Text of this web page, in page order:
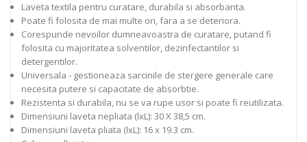
Laveta textila pentru curatare, durabila si absorbanta.
Poate fi folosita de mai multe ori, fara a se deteriora.
Corespunde nevoilor dumneavoastra de curatare, putand fi
folosita cu majoritatea solventilor, dezinfectantilor si
detergentilor.
Universala - gestioneaza sarcinile de stergere generale care
necesita putere si capacitate de absorbtie.
Rezistenta si durabila, nu se va rupe usor si poate fi reutilizata.
Dimensiuni laveta nepliata (lxL): 30 X 38,5 cm.
Dimensiuni laveta pliata (lxL): 16 x 19.3 cm.